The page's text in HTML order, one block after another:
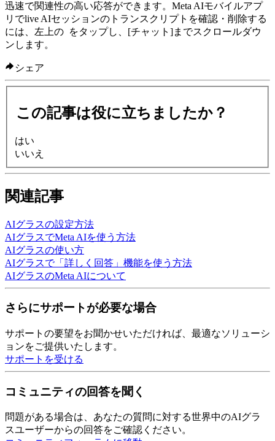
迅速で関連性の高い応答ができます。Meta AIモバイルアプ
リでlive AIセッションのトランスクリプトを確認・削除する
には、左上の をタップし、 [チャット]までスクロールダウ
ンします。
シェア
この記事は役に立ちましたか？
はい
いいえ
関連記事
AIグラスの設定方法
AIグラスでMeta AIを使う方法
AIグラスの使い方
AIグラスで「詳しく回答」機能を使う方法
AIグラスのMeta AIについて
さらにサポートが必要な場合
サポートの要望をお聞かせいただければ、最適なソリューシ
ョンをご提供いたします。
サポートを受ける
コミュニティの回答を聞く
問題がある場合は、あなたの質問に対する世界中のAIグラ
スユーザーからの回答をご確認ください。